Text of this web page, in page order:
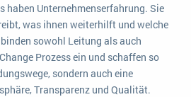
haben Unternehmenserfahrung. Sie
was ihnen weiterhilft und welche
sowohl Leitung als auch
Prozess ein und schaffen so
sondern auch eine
Transparenz und Qualität.